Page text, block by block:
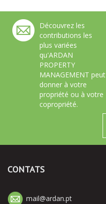
Découvrez les
contributions les
plus variées
qu'ARDAN
PROPERTY
MANAGEMENT peut
donner à votre
propriété ou à votre
copropriété.
CONTATS
mail@ardan.pt